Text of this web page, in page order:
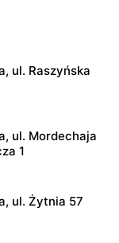
ul. Raszyńska
ul. Mordechaja
1
ul. Żytnia 57